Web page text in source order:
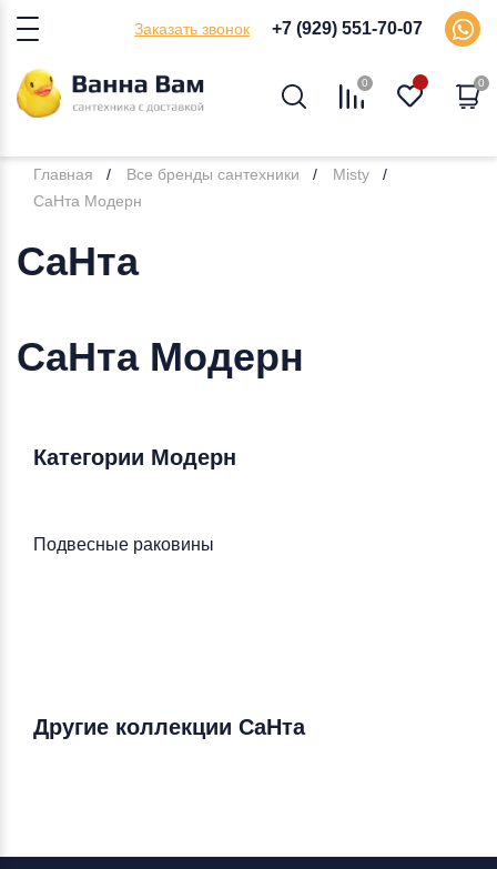
Заказать звонок +7 (929) 551-70-07
0 0
Главная Все бренды сантехники
Misty
СаНта Модерн
СаНта
СаНта Модерн
Категории Модерн
Подвесные раковины
Другие коллекции СаНта